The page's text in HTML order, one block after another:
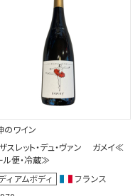
のワイン
ザスレット・デュ・ヴァン ガメイ≪
ル便・冷蔵≫